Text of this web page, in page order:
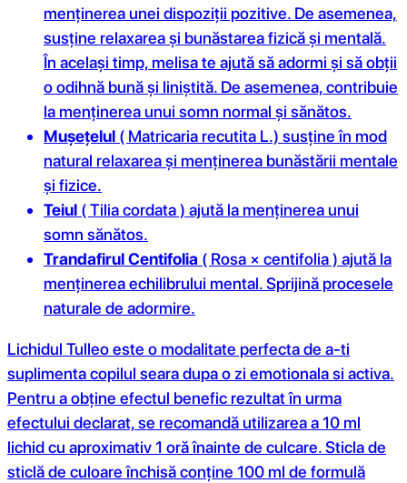
menținerea unei dispoziții pozitive. De asemenea,
susține relaxarea și bunăstarea fizică și mentală.
În același timp, melisa te ajută să adormi și să obții
o odihnă bună și liniștită. De asemenea, contribuie
la menținerea unui somn normal și sănătos.
Mușețelul ( Matricaria recutita L.) susține în mod
natural relaxarea și menținerea bunăstării mentale
și fizice.
Teiul ( Tilia cordata ) ajută la menținerea unui
somn sănătos.
Trandafirul Centifolia ( Rosa × centifolia ) ajută la
menținerea echilibrului mental. Sprijină procesele
naturale de adormire.
Lichidul Tulleo este o modalitate perfecta de a-ti
suplimenta copilul seara dupa o zi emotionala si activa.
Pentru a obține efectul benefic rezultat în urma
efectului declarat, se recomandă utilizarea a 10 ml
lichid cu aproximativ 1 oră înainte de culcare. Sticla de
sticlă de culoare închisă conține 100 ml de formulă